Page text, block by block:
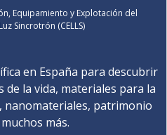
Equipamiento y Explotación del
Sincrotrón (CELLS)
en España para descubrir
de la vida, materiales para la
nanomateriales, patrimonio
más.